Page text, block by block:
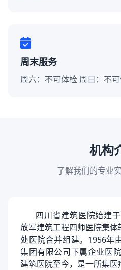
周末服务
周六：不可体检 周日：不
机构
了解我们的专业
四川省建筑医院始建
放军建筑工程四师医院集
处医院合并组建。1956年
集团有限公司下属企业医
建筑医院至今，是一所集